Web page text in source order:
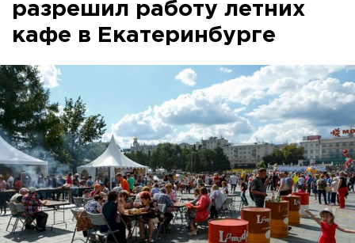
разрешил работу летних
кафе в Екатеринбурге